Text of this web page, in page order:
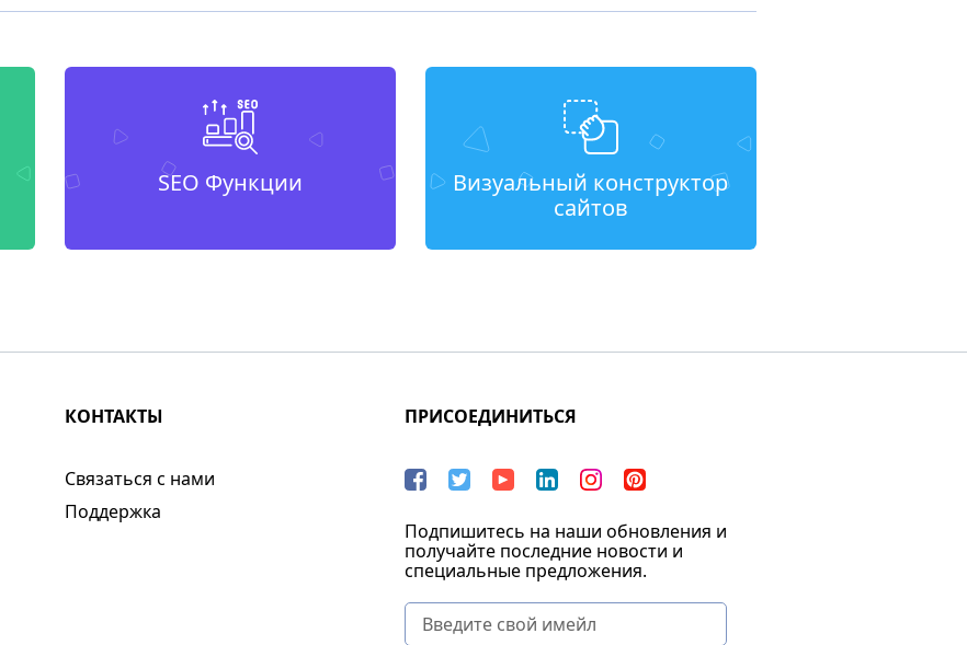
SEO Функции
Визуальный конструктор
сайтов
КОНТАКТЫ
Связаться с нами
Поддержка
ПРИСОЕДИНИТЬСЯ
Подпишитесь на наши обновления и
получайте последние новости и
специальные предложения.